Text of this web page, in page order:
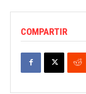
COMPARTIR